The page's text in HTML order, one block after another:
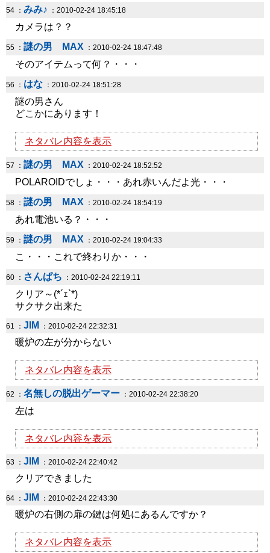
54 ： みみ♪ ：2010-02-24 18:45:18
カメラは？？
55 ： 謎の男 MAX ：2010-02-24 18:47:48
そのアイテムって何？・・・
56 ： はな ：2010-02-24 18:51:28
謎の男さん
どこかにあります！
ネタバレ内容を表示
57 ： 謎の男 MAX ：2010-02-24 18:52:52
POLAROIDでしょ・・・あれ赤いんだよ光・・・
58 ： 謎の男 MAX ：2010-02-24 18:54:19
あれ電池いる？・・・
59 ： 謎の男 MAX ：2010-02-24 19:04:33
こ・・・これで終わりか・・・
60 ： さんぱち ：2010-02-24 22:19:11
クリア～(*´ｪ`*)
サクサク出来た
61 ： JIM ：2010-02-24 22:32:31
暖炉の左が分からない
ネタバレ内容を表示
62 ： 名無しの脱出ゲーマー ：2010-02-24 22:38:20
左は
ネタバレ内容を表示
63 ： JIM ：2010-02-24 22:40:42
クリアできました
64 ： JIM ：2010-02-24 22:43:30
暖炉の右側の扉の鍵は何処にあるんですか？
ネタバレ内容を表示